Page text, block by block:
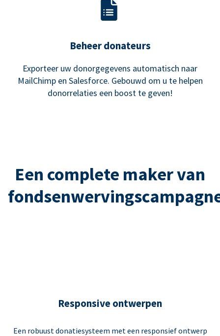
Beheer donateurs
Exporteer uw donorgegevens automatisch naar
MailChimp en Salesforce. Gebouwd om u te helpen
donorrelaties een boost te geven!
Een complete maker van
Responsive ontwerpen
Een robuust donatiesysteem met een responsief ontwerp